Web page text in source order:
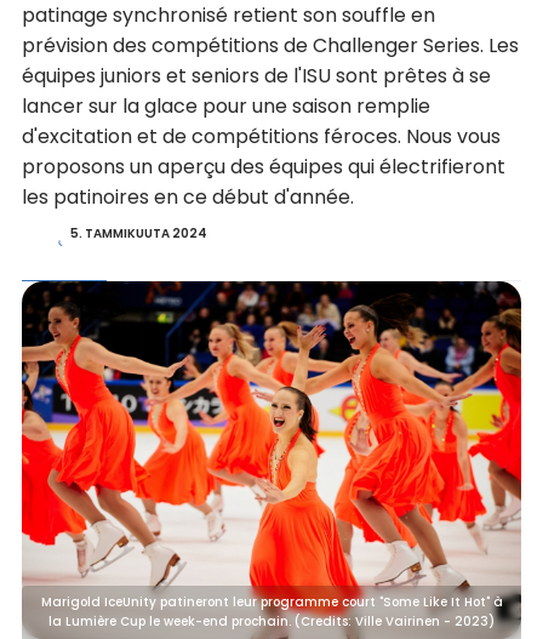
patinage synchronisé retient son souffle en
prévision des compétitions de Challenger Series. Les
équipes juniors et seniors de l'ISU sont prêtes à se
lancer sur la glace pour une saison remplie
d'excitation et de compétitions féroces. Nous vous
proposons un aperçu des équipes qui électrifieront
les patinoires en ce début d'année.
5. TAMMIKUUTA 2024
Marigold IceUnity patineront leur programme court "Some Like It Hot" à
la Lumière Cup le week-end prochain. (Credits: Ville Vairinen - 2023)